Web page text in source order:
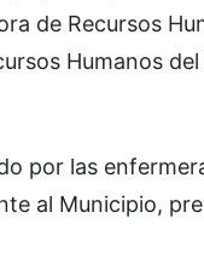
de Recursos
Humanos
por las
al Municipio,